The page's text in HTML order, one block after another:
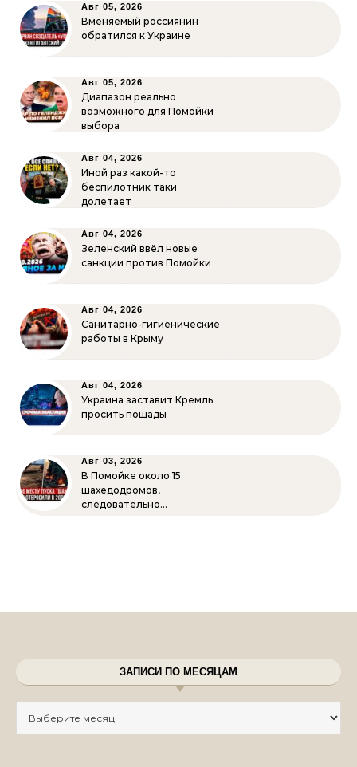
Авг 05, 2026
Вменяемый россиянин
обратился к Украине
Авг 05, 2026
Диапазон реально
возможного для Помойки
выбора
Авг 04, 2026
Иной раз какой-то
беспилотник таки
долетает
Авг 04, 2026
Зеленский ввёл новые
санкции против Помойки
Авг 04, 2026
Санитарно-гигиенические
работы в Крыму
Авг 04, 2026
Украина заставит Кремль
просить пощады
Авг 03, 2026
В Помойке около 15
шахедодромов,
следовательно…
ЗАПИСИ ПО МЕСЯЦАМ